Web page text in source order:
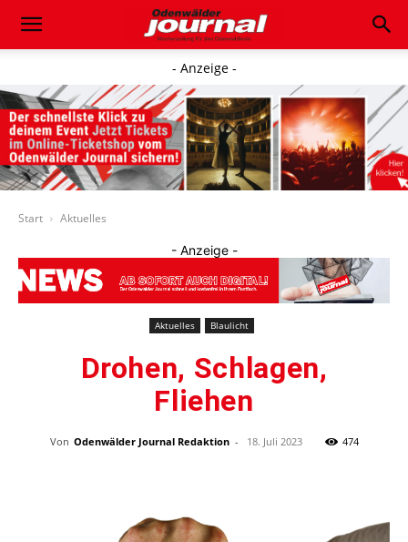
- Anzeige -
Start Aktuelles
- Anzeige -
Aktuelles Blaulicht
Drohen, Schlagen,
Fliehen
Von Odenwälder Journal Redaktion - 18. Juli 2023 474